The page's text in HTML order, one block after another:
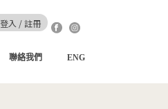
登入 / 註冊
聯絡我們 ENG